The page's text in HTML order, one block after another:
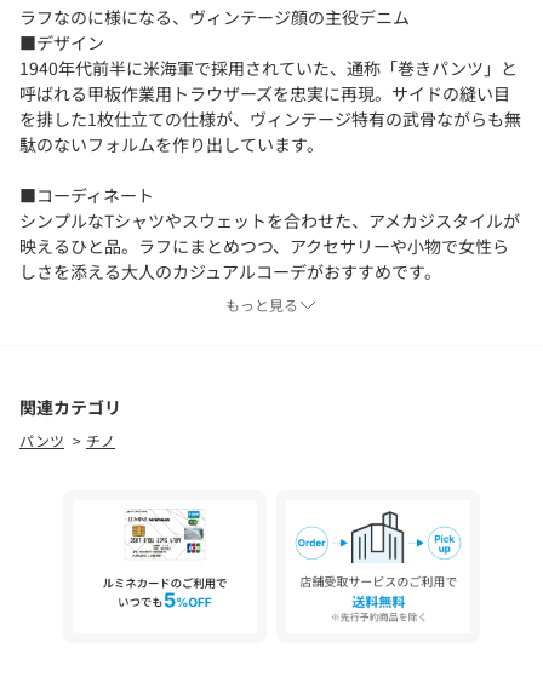
ラフなのに様になる、ヴィンテージ顔の主役デニム
■デザイン
1940年代前半に米海軍で採用されていた、通称「巻きパンツ」と
呼ばれる甲板作業用トラウザーズを忠実に再現。サイドの縫い目
を排した1枚仕立ての仕様が、ヴィンテージ特有の武骨ながらも無
駄のないフォルムを作り出しています。
■コーディネート
シンプルなTシャツやスウェットを合わせた、アメカジスタイルが
映えるひと品。ラフにまとめつつ、アクセサリーや小物で女性ら
しさを添える大人のカジュアルコーデがおすすめです。
的なディテール。糸の紡績や織り、軍用パーツに至るまで徹底的
にこだわり抜き、長年愛用したようなリアルなエイジング加工を
施したスペシャルな1本に仕上げました。
ヴィンテージ特有の太く無骨なシルエットを大切にしながら、
〈BEAMS BOY（ビームス ボーイ）〉のスタイルに合うよう現代的
なサイジングへ調整。腰回りは程よくフィットしつつ、裾に向か
ってすとんと落ちるストレートラインが、体型を選ばずこなれた
もっと見る
関連カテゴリ
パンツ チノ